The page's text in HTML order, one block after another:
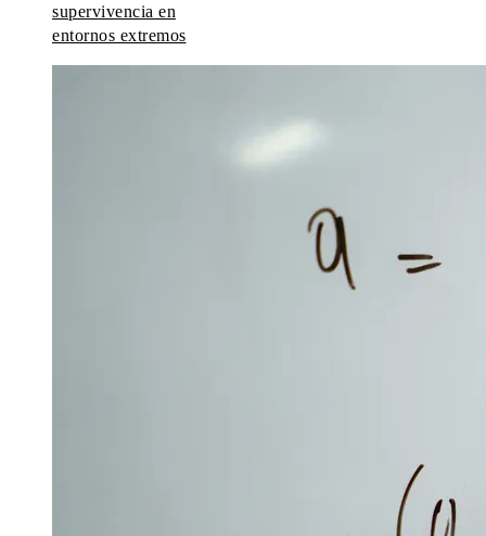
supervivencia en
entornos extremos